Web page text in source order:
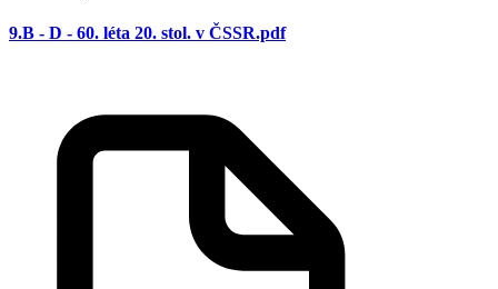
9.B - D - 60. léta 20. stol. v ČSSR.pdf